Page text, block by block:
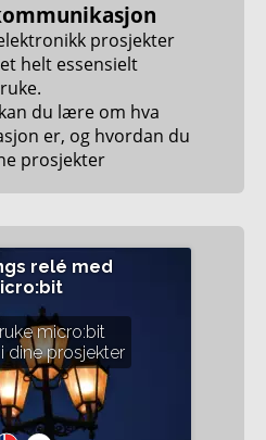
prosjekter
helt essensielt
du lære om hva
er, og hvordan du
prosjekter
relé med
micro:bit
dine prosjekter